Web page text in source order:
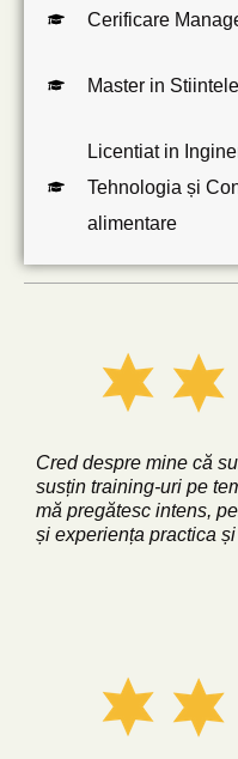
Cerificare
Master in
Licentiat in
Tehnologia și
alimentare
Cred despre mine că
susțin training-uri pe
mă pregătesc intens,
și experiența practica